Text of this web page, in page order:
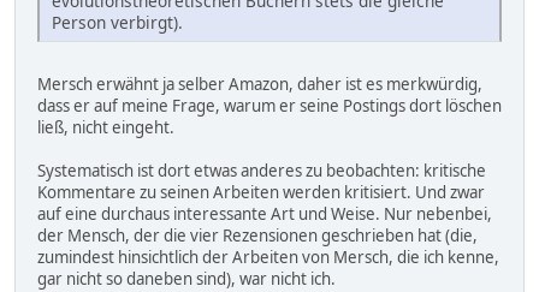
Person verbirgt).
Mersch erwähnt ja selber Amazon, daher ist es merkwürdig,
dass er auf meine Frage, warum er seine Postings dort löschen
ließ, nicht eingeht.
Systematisch ist dort etwas anderes zu beobachten: kritische
Kommentare zu seinen Arbeiten werden kritisiert. Und zwar
auf eine durchaus interessante Art und Weise. Nur nebenbei,
der Mensch, der die vier Rezensionen geschrieben hat (die,
zumindest hinsichtlich der Arbeiten von Mersch, die ich kenne,
gar nicht so daneben sind), war nicht ich.